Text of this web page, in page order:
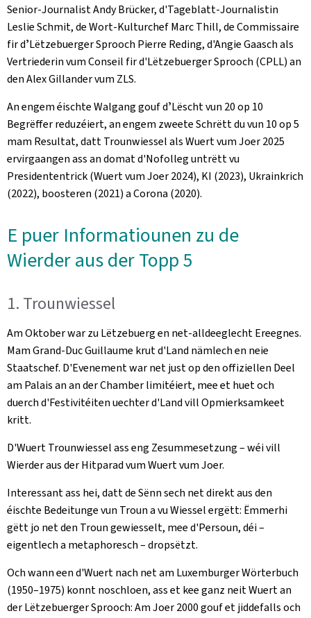
Senior-Journalist Andy Brücker, d'Tageblatt-Journalistin
Leslie Schmit, de Wort-Kulturchef Marc Thill, de Commissaire
fir dʼLëtzebuerger Sprooch Pierre Reding, d'Angie Gaasch als
Vertriederin vum Conseil fir d'Lëtzebuerger Sprooch (CPLL) an
den Alex Gillander vum ZLS.
An engem éischte Walgang gouf dʼLëscht vun 20 op 10
Begrëffer reduzéiert, an engem zweete Schrëtt du vun 10 op 5
mam Resultat, datt Trounwiessel als Wuert vum Joer 2025
ervirgaangen ass an domat d'Nofolleg untrëtt vu
Presidententrick (Wuert vum Joer 2024), KI (2023), Ukrainkrich
(2022), boosteren (2021) a Corona (2020).
E puer Informatiounen zu de
Wierder aus der Topp 5
1. Trounwiessel
Am Oktober war zu Lëtzebuerg en net-alldeeglecht Ereegnes.
Mam Grand-Duc Guillaume krut d'Land nämlech en neie
Staatschef. D'Evenement war net just op den offiziellen Deel
am Palais an an der Chamber limitéiert, mee et huet och
duerch d'Festivitéiten uechter d'Land vill Opmierksamkeet
kritt.
D'Wuert Trounwiessel ass eng Zesummesetzung – wéi vill
Wierder aus der Hitparad vum Wuert vum Joer.
Interessant ass hei, datt de Sënn sech net direkt aus den
éischte Bedeitunge vun Troun a vu Wiessel ergëtt: Ëmmerhi
gëtt jo net den Troun gewiesselt, mee d'Persoun, déi –
eigentlech a metaphoresch – dropsëtzt.
Och wann een d'Wuert nach net am Luxemburger Wörterbuch
(1950–1975) konnt noschloen, ass et kee ganz neit Wuert an
der Lëtzebuerger Sprooch: Am Joer 2000 gouf et jiddefalls och